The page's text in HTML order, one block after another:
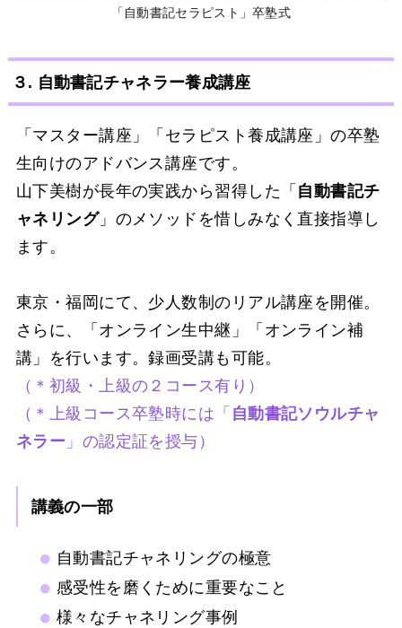
「自動書記セラピスト」卒塾式
３. 自動書記チャネラー養成講座
「マスター講座」「セラピスト養成講座」の卒塾
生向けのアドバンス講座です。
山下美樹が長年の実践から習得した「 自動書記チ
ャネリング」のメソッドを惜しみなく直接指導し
ます。
東京・福岡にて、少人数制のリアル講座を開催。
さらに、「オンライン生中継」「オンライン補
講」を行います。録画受講も可能。
（＊初級・上級の２コース有り）
（＊上級コース卒塾時には「 自動書記ソウルチャ
ネラー 」の認定証を授与）
講義の一部
自動書記チャネリングの極意
感受性を磨くために重要なこと
様々なチャネリング事例